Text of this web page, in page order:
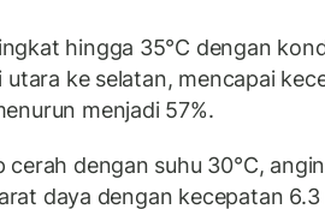
hingga 35°C dengan
ke selatan, mencapai
menjadi 57%.
cerah dengan suhu 30°C,
daya dengan kecepatan 6.3